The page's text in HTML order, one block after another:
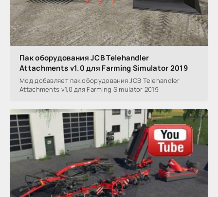
Пак оборудования JCB Telehandler
Attachments v1.0 для Farming Simulator 2019
Мод добавляет пак оборудования JCB Telehandler
Attachments v1.0 для Farming Simulator 2019